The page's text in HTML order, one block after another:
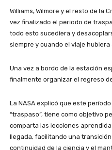
Williams, Wilmore y el resto de la
vez finalizado el periodo de
todo esto sucediera y
siempre y cuando el viaje hubiera
Una vez a bordo de la estación
finalmente organizar el regreso
La NASA explicó que este
“traspaso”, tiene como objetivo
comparta las lecciones
llegada, facilitando una
continuidad de la ciencia y el